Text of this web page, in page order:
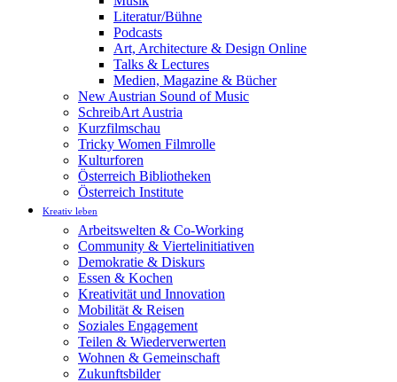
Literatur/Bühne
Podcasts
Art, Architecture & Design Online
Talks & Lectures
Medien, Magazine & Bücher
New Austrian Sound of Music
SchreibArt Austria
Kurzfilmschau
Tricky Women Filmrolle
Kulturforen
Österreich Bibliotheken
Österreich Institute
Kreativ leben
Arbeitswelten & Co-Working
Community & Viertelinitiativen
Demokratie & Diskurs
Essen & Kochen
Kreativität und Innovation
Mobilität & Reisen
Soziales Engagement
Teilen & Wiederverwerten
Wohnen & Gemeinschaft
Zukunftsbilder